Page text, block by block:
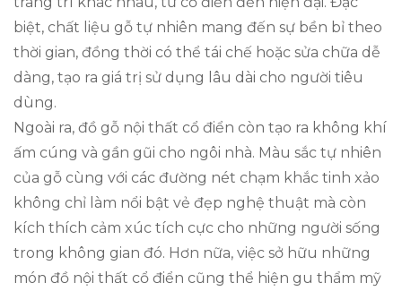
biệt, chất liệu gỗ tự nhiên mang đến sự bền bỉ theo
thời gian, đồng thời có thể tái chế hoặc sửa chữa dễ
dàng, tạo ra giá trị sử dụng lâu dài cho người tiêu
dùng.
Ngoài ra, đồ gỗ nội thất cổ điển còn tạo ra không khí
ấm cúng và gần gũi cho ngôi nhà. Màu sắc tự nhiên
của gỗ cùng với các đường nét chạm khắc tinh xảo
không chỉ làm nổi bật vẻ đẹp nghệ thuật mà còn
kích thích cảm xúc tích cực cho những người sống
trong không gian đó. Hơn nữa, việc sở hữu những
món đồ nội thất cổ điển cũng thể hiện gu thẩm mỹ